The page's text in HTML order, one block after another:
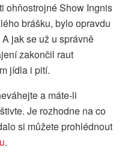
ohňostrojné Show Ingnis
brášku, bylo opravdu
jak se už u správně
zakončil raut
jídla i pití.
a máte-li
Je rozhodne na co
si můžete prohlédnout
.